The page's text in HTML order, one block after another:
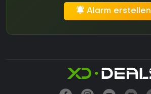
Alarm erstellen